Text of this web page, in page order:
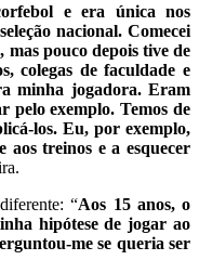
e era única nos
nacional. Comecei
pouco depois tive de
colegas de faculdade e
minha jogadora. Eram
pelo exemplo. Temos de
los. Eu, por exemplo,
aos treinos e a esquecer
“Aos 15 anos, o
hipótese de jogar ao
me se queria ser